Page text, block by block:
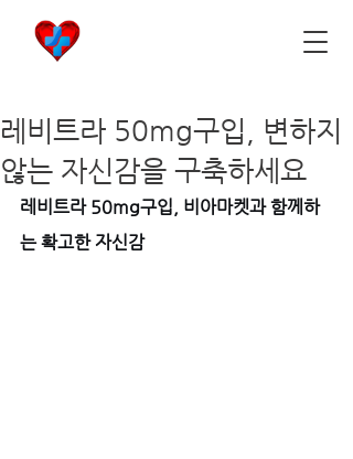
레비트라 50mg구입, 변하지
않는 자신감을 구축하세요
레비트라 50mg구입, 비아마켓과 함께하
는 확고한 자신감